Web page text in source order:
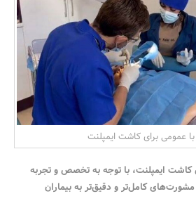
بانک، بیمه و سرمایه
مسکن و ساختمان
عمومی برای کاشت ایمپلنت
ایمپلنت، با توجه به تخصص و تجربه
مشورت‌های کامل‌تر و دقیق‌تر به بیماران